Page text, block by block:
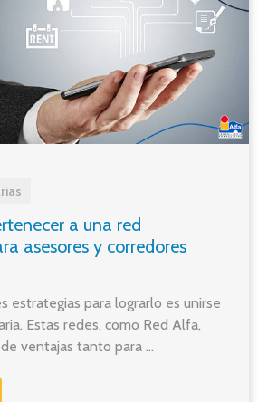
a una red
asesores y corredores
estrategias para lograrlo es unirse
Estas redes, como Red Alfa,
ventajas tanto para ...